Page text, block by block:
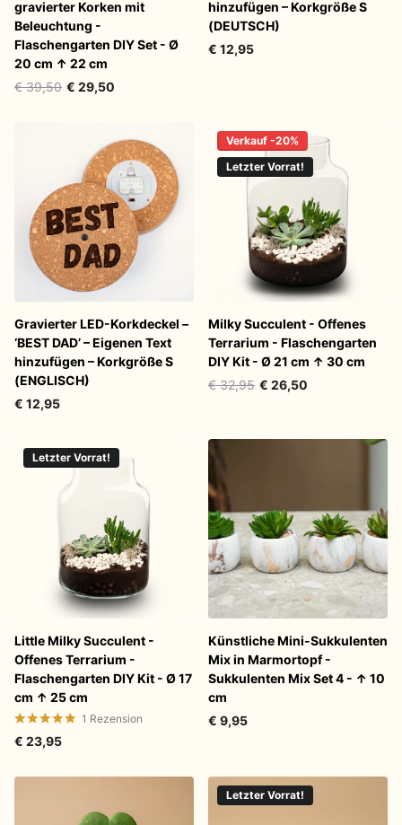
gravierter Korken mit
Beleuchtung -
Flaschengarten DIY Set - Ø
20 cm ↑ 22 cm
€ 39,50 € 29,50
hinzufügen – Korkgröße S
(DEUTSCH)
€ 12,95
Gravierter LED-Korkdeckel –
‘BEST DAD’ – Eigenen Text
hinzufügen – Korkgröße S
(ENGLISCH)
€ 12,95
Verkauf -20%
Letzter Vorrat!
Milky Succulent - Offenes
Terrarium - Flaschengarten
DIY Kit - Ø 21 cm ↑ 30 cm
€ 32,95 € 26,50
Letzter Vorrat!
Little Milky Succulent -
Offenes Terrarium -
Flaschengarten DIY Kit - Ø 17
cm ↑ 25 cm
1 Rezension
€ 23,95
Künstliche Mini-Sukkulenten
Mix in Marmortopf -
Sukkulenten Mix Set 4 - ↑ 10
cm
€ 9,95
Letzter Vorrat!